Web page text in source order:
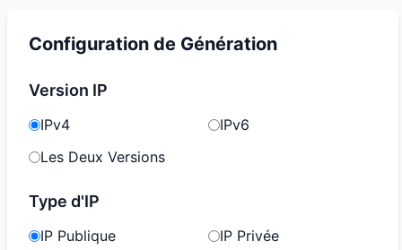
Configuration de Génération
Version IP
IPv4
IPv6
Les Deux Versions
Type d'IP
IP Publique
IP Privée